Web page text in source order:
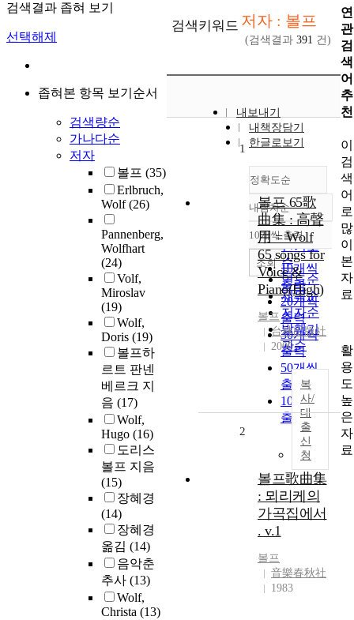
검색결과 좁혀 보기
선택해제
좁혀본 항목 보기순서
검색량순
가나다순
저자
볼프 (35)
Erlbruch,
Wolf(26)
Pannenberg,
Wolfhart
(24)
Volf,
Miroslav
(19)
Wolf,
Doris (19)
볼프하
르트 판넨
베르크 지
음 (17)
Wolf,
Hugo (16)
도리스
볼프 지음
(15)
장혜경
(14)
장혜경
옮김 (14)
음악춘
추사 (13)
Wolf,
Christa (13)
검색키워드 저자 : 볼프
(검색결과 391 건)
내보내기
내책장담기
한글로보기
정확도순
정확도
순
인기도
순
연도순
제목순
저자순
발행기
관순
내림차순
내림차순
10개씩 출력
10개씩
출력
20개씩
출력
30개씩
출력
50개씩
출력
100개씩
출력
조회
1
볼프 65歌
曲集 : 高聲
用 = Wolf
65 songs for
Voice &
Piano(High)
볼프
台林出版社
2000
복
사/
대
출
신
청
2
볼프歌曲集
: 뫼리케의
가곡집에서
. v.1
볼프
音樂春秋社
1983
연
관
검
색
어
추
천
이
검
색
어
로
많
이
본
자
료
활
용
도
높
은
자
료